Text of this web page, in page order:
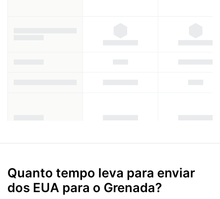
Quanto tempo leva para enviar
dos EUA para o Grenada?